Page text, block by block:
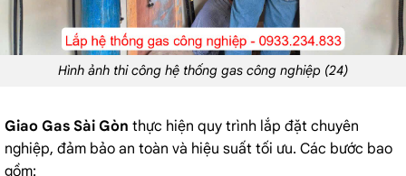
Hình ảnh thi công hệ thống gas công nghiệp (24)
Giao Gas Sài Gòn thực hiện quy trình lắp đặt chuyên
nghiệp, đảm bảo an toàn và hiệu suất tối ưu. Các bước bao
gồm: